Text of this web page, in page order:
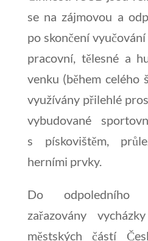
se na zájmovou a
po skončení
pracovní, tělesné a
venku (během celého
využívány přilehlé
vybudované
s pískovištěm,
herními prvky.
Do odpoledního
zařazovány
městských částí